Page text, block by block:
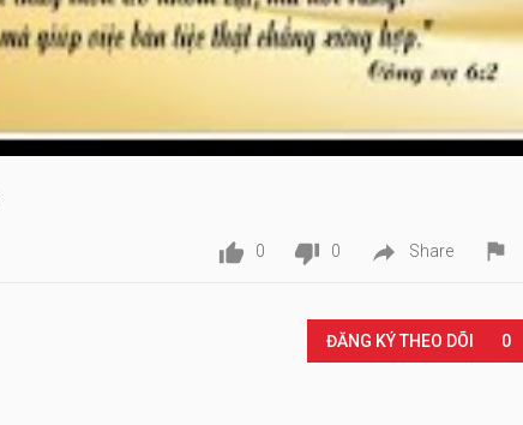
 0  0  Share 
ĐĂNG KÝ THEO DÕI 0